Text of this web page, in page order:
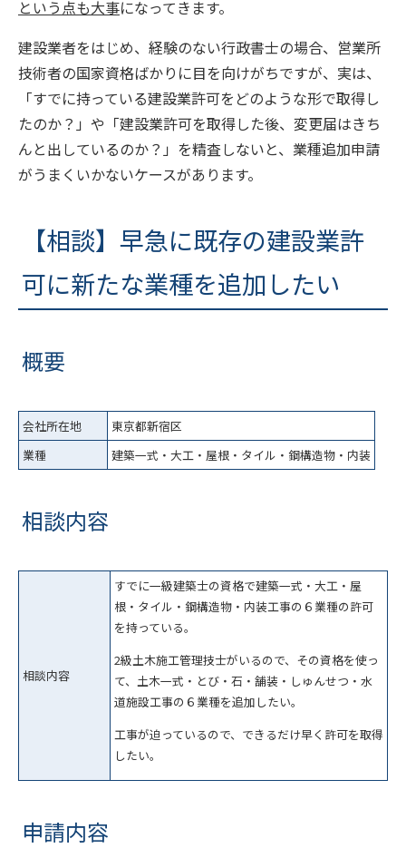
という点も大事になってきます。
建設業者をはじめ、経験のない行政書士の場合、営業所
技術者の国家資格ばかりに目を向けがちですが、実は、
「すでに持っている建設業許可をどのような形で取得し
たのか？」や「建設業許可を取得した後、変更届はきち
んと出しているのか？」を精査しないと、業種追加申請
がうまくいかないケースがあります。
【相談】早急に既存の建設業許
可に新たな業種を追加したい
概要
会社所在地
東京都新宿区
業種
建築一式・大工・屋根・タイル・鋼構造物・内装
相談内容
相談内容
すでに一級建築士の資格で建築一式・大工・屋
根・タイル・鋼構造物・内装工事の６業種の許可
を持っている。
2級土木施工管理技士がいるので、その資格を使っ
て、土木一式・とび・石・舗装・しゅんせつ・水
道施設工事の６業種を追加したい。
工事が迫っているので、できるだけ早く許可を取得
したい。
申請内容